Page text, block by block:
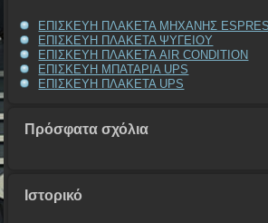
ΕΠΙΣΚΕΥΗ ΠΛΑΚΕΤΑ ΜΗΧΑΝΗΣ
ΕΠΙΣΚΕΥΗ ΠΛΑΚΕΤΑ ΨΥΓΕΙΟΥ
ΕΠΙΣΚΕΥΗ ΠΛΑΚΕΤΑ AIR CONDITION
ΕΠΙΣΚΕΥΗ ΜΠΑΤΑΡΙΑ UPS
ΕΠΙΣΚΕΥΗ ΠΛΑΚΕΤΑ UPS
Πρόσφατα σχόλια
Ιστορικό